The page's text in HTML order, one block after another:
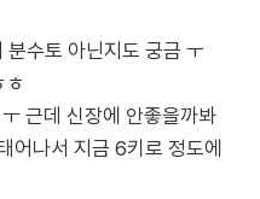
수토 아닌지도 궁금 ㅜ
근데 신장에 안좋을까봐
나서 지금 6키로 정도에